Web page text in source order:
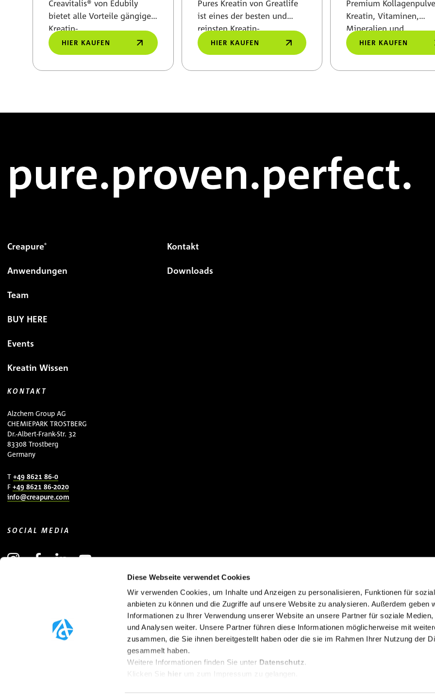
Diese Webseite verwendet Cookies
Wir verwenden Cookies, um Inhalte und Anzeigen zu personalisieren, Funktionen für
anbieten zu können und die Zugriffe auf unsere Website zu analysieren. Außerdem geben
Informationen zu Ihrer Verwendung unserer Website an unsere Partner für soziale Medien,
und Analysen weiter. Unsere Partner führen diese Informationen möglicherweise mit
zusammen, die Sie ihnen bereitgestellt haben oder die sie im Rahmen Ihrer Nutzung der
gesammelt haben.
Weitere Informationen finden Sie unter Datenschutz.
hier um zum Impressum zu gelangen.
Creavitalis® von Edubily
bietet alle Vorteile gängiger
Kreatin-
Monohydratpräparate, ist
jedoch mikronisiert, löst sich
HIER KAUFEN
Pures Kreatin von Greatlife
ist eines der besten und
reinsten Kreatin-
Monohydrat-Präparate auf
dem Markt. Es ist doppelt
HIER KAUFEN
Premium
Kreatin, Vitaminen,
Mineralien und
Natriumhyaluronat für
Knochen und Haut.
HIER KAUFEN
pure.proven.perfect.
Creapure®
Anwendungen
Team
BUY HERE
Events
Kreatin Wissen
Kontakt
Downloads
KONTAKT
Alzchem Group AG
CHEMIEPARK TROSTBERG
Dr.-Albert-Frank-Str. 32
83308 Trostberg
Germany
T +49 8621 86-0
F +49 8621 86-2020
info@creapure.com
SOCIAL MEDIA